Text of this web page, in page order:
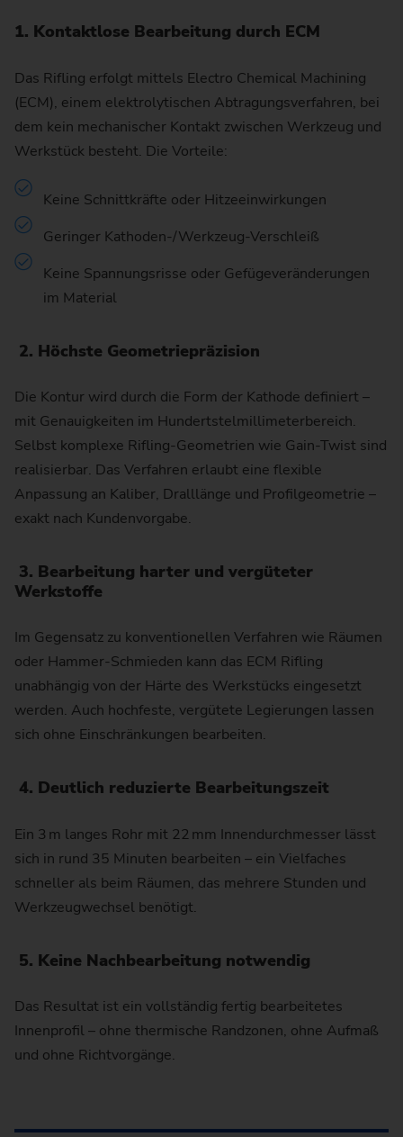
1. Kontaktlose Bearbeitung durch ECM
Das Rifling erfolgt mittels Electro Chemical Machining
(ECM), einem elektrolytischen Abtragungsverfahren, bei
dem kein mechanischer Kontakt zwischen Werkzeug und
Werkstück besteht. Die Vorteile:
Keine Schnittkräfte oder Hitzeeinwirkungen
Geringer Kathoden-/Werkzeug-Verschleiß
Keine Spannungsrisse oder Gefügeveränderungen
im Material
2. Höchste Geometriepräzision
Die Kontur wird durch die Form der Kathode definiert –
mit Genauigkeiten im Hundertstelmillimeterbereich.
Selbst komplexe Rifling-Geometrien wie Gain-Twist sind
realisierbar. Das Verfahren erlaubt eine flexible
Anpassung an Kaliber, Dralllänge und Profilgeometrie –
exakt nach Kundenvorgabe.
3. Bearbeitung harter und vergüteter
Werkstoffe
Im Gegensatz zu konventionellen Verfahren wie Räumen
oder Hammer-Schmieden kann das ECM Rifling
unabhängig von der Härte des Werkstücks eingesetzt
werden. Auch hochfeste, vergütete Legierungen lassen
sich ohne Einschränkungen bearbeiten.
4. Deutlich reduzierte Bearbeitungszeit
Ein 3 m langes Rohr mit 22 mm Innendurchmesser lässt
sich in rund 35 Minuten bearbeiten – ein Vielfaches
schneller als beim Räumen, das mehrere Stunden und
Werkzeugwechsel benötigt.
5. Keine Nachbearbeitung notwendig
Das Resultat ist ein vollständig fertig bearbeitetes
Innenprofil – ohne thermische Randzonen, ohne Aufmaß
und ohne Richtvorgänge.